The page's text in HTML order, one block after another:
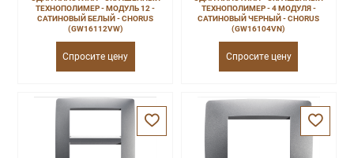
ТЕХНОПОЛИМЕР - МОДУЛЬ 12 -
САТИНОВЫЙ БЕЛЫЙ - CHORUS
(GW16112VW)
Спросите цену
ТЕХНОПОЛИМЕР - 4 МОДУЛЯ -
САТИНОВЫЙ ЧЕРНЫЙ - CHORUS
(GW16104VN)
Спросите цену